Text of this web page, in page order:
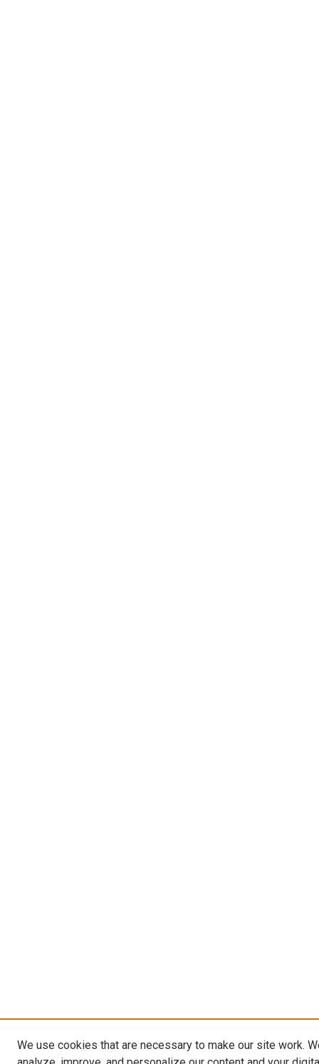
We use cookies that are necessary to make our site work.